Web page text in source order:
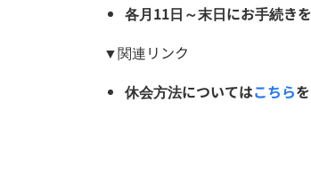
各月11日～末日にお手続き
▼関連リンク
休会方法についてはこちら